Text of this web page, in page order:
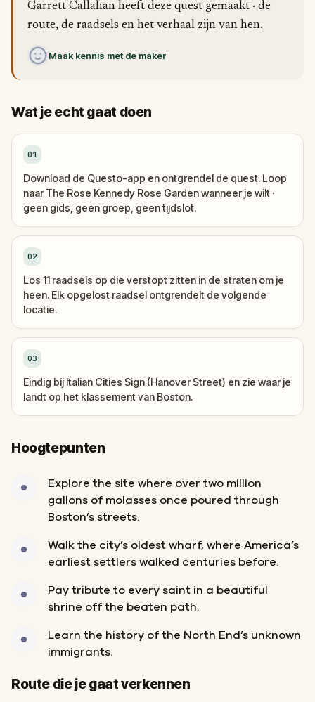
Garrett Callahan heeft deze quest gemaakt · de
route, de raadsels en het verhaal zijn van hen.
Maak kennis met de maker
Wat je echt gaat doen
01
Download de Questo-app en ontgrendel de quest. Loop
naar The Rose Kennedy Rose Garden wanneer je wilt ·
geen gids, geen groep, geen tijdslot.
02
Los 11 raadsels op die verstopt zitten in de straten om je
heen. Elk opgelost raadsel ontgrendelt de volgende
locatie.
03
Eindig bij Italian Cities Sign (Hanover Street) en zie waar je
landt op het klassement van Boston.
Hoogtepunten
Explore the site where over two million
gallons of molasses once poured through
Boston’s streets.
Walk the city’s oldest wharf, where America’s
earliest settlers walked centuries before.
Pay tribute to every saint in a beautiful
shrine off the beaten path.
Learn the history of the North End’s unknown
immigrants.
Route die je gaat verkennen
Start
Finish